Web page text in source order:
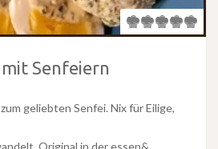
Senfeiern
geliebten Senfei. Nix für Eilige,